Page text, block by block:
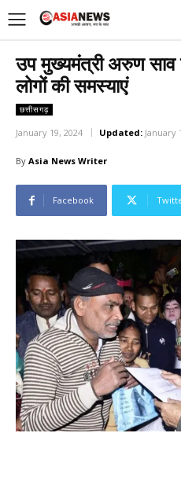
उप मुख्यमंत्री अरुण साव
लोगों की समस्याएं
छत्तीसगढ़
January 19, 2024 Updated: January
By Asia News Writer
Facebook